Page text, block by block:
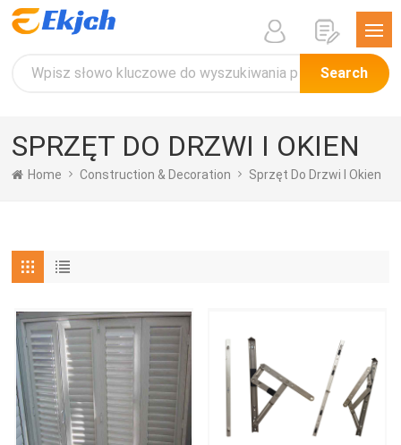
Search
SPRZĘT DO DRZWI I OKIEN
Home Construction & Decoration Sprzęt Do Drzwi I Okien